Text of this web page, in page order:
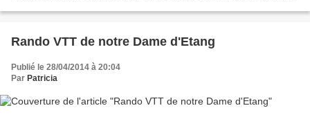
Rando VTT de notre Dame d'Etang
Publié le 28/04/2014 à 20:04
Par Patricia